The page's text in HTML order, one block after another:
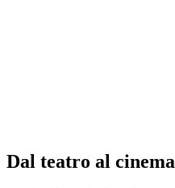
Dal teatro al cinema